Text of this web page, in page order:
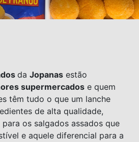
da Jopanas estão
supermercados e quem
têm tudo o que um lanche
de alta qualidade,
para os salgados assados que
e aquele diferencial para a